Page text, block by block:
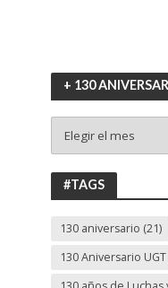
+ 130
130
ANIVERSARIO
UGT
#TAGS
130 aniversario (21)
130 Aniversario UGT